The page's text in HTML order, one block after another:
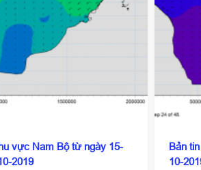
vực Nam Bộ từ ngày 15-
2019
Bản
10-